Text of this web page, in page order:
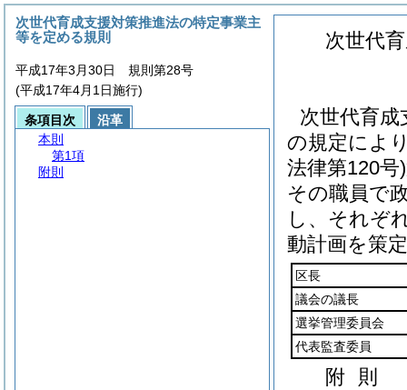
次世代
次世代育成
の規定によ
法律第120号)
その職員で
し、それぞ
動計画を策
区長
議会の議長
選挙管理委員会
代表監査委員
附 則
次世代育成支援対策推進法の特定事業主
等を定める規則
平成17年3月30日 規則第28号
(平成17年4月1日施行)
条項目次
沿革
本則
第1項
附則